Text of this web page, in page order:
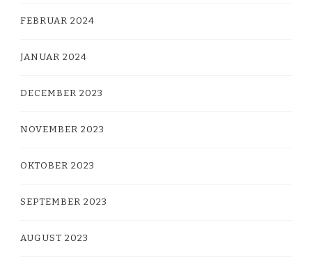
FEBRUAR 2024
JANUAR 2024
DECEMBER 2023
NOVEMBER 2023
OKTOBER 2023
SEPTEMBER 2023
AUGUST 2023